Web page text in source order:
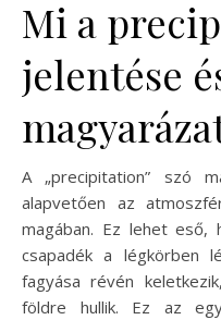
Mi a
jelentése
A „precipitation” szó
alapvetően az
magában. Ez lehet
csapadék a légkörben
fagyása révén
földre hullik. Ez az